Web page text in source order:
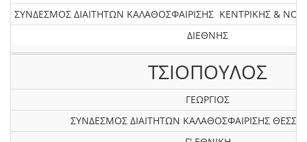
ΣΥΝΔΕΣΜΟΣ ΔΙΑΙΤΗΤΩΝ ΚΑΛΑΘΟΣΦΑΙΡΙΣΗΣ ΚΕΝΤΡΙΚΗΣ &
ΔΙΕΘΝΗΣ
ΤΣΙΟΠΟΥΛΟΣ
ΓΕΩΡΓΙΟΣ
ΣΥΝΔΕΣΜΟΣ ΔΙΑΙΤΗΤΩΝ ΚΑΛΑΘΟΣΦΑΙΡΙΣΗΣ